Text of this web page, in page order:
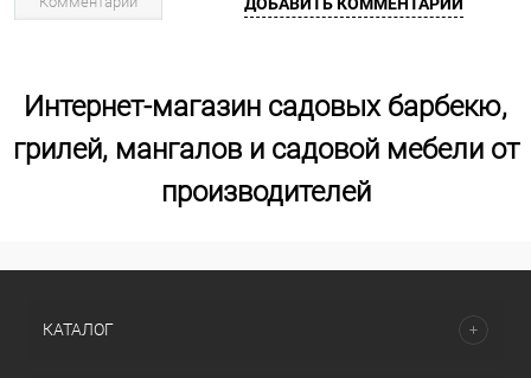
Интернет-магазин садовых барбекю,
грилей, мангалов и садовой мебели от
производителей
КАТАЛОГ